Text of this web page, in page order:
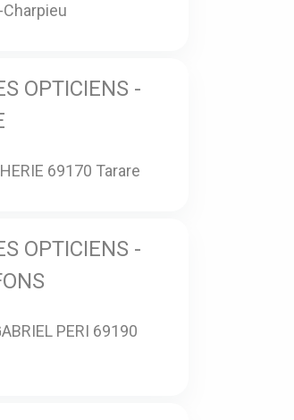
OPTICIENS -
69170 Tarare
OPTICIENS -
PERI 69190